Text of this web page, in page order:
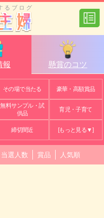
るブログ
報 懸賞のコツ
その場で当たる 豪華・高額賞品
無料サンプル・試
供品
育児・子育て
締切間近 [もっと見る▼]
当選人数 賞品 人気順